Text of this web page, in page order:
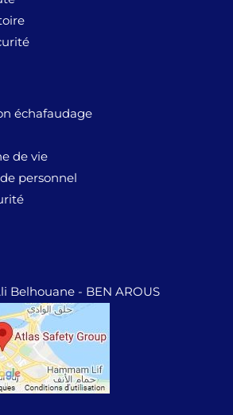
échafaudage
de vie
personnel
Belhouane - BEN AROUS